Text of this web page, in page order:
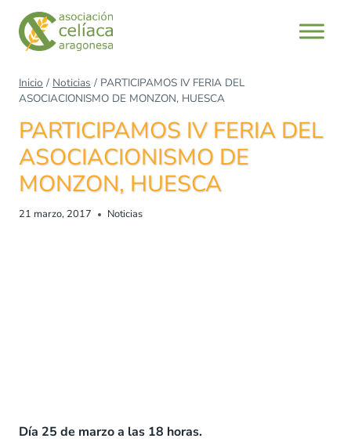
Saltar
contenido
Inicio / Noticias / PARTICIPAMOS IV FERIA DEL
ASOCIACIONISMO DE MONZON, HUESCA
PARTICIPAMOS IV FERIA DEL
ASOCIACIONISMO DE
MONZON, HUESCA
21 marzo, 2017 Noticias
Día 25 de marzo a las 18 horas.